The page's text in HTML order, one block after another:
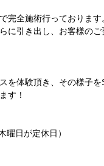
完全施術行っております
に引き出し、お客様の
を体験頂き、その様子を
す！
曜日が定休日）